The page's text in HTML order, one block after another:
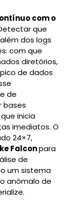
com o
que
dos logs
com que
diretórios,
de dados
de
bases
inicia
imediatos. O
24×7,
Falconpara
de
um sistema
anômalo de